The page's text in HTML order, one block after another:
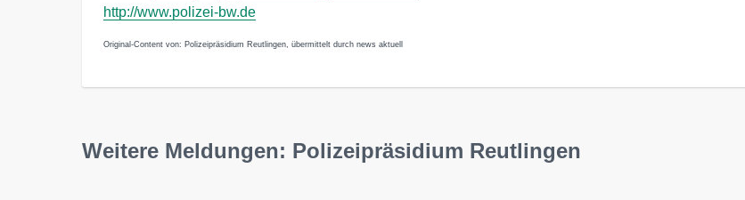
http://www.polizei-bw.de
Original-Content von: Polizeipräsidium Reutlingen, übermittelt durch news aktuell
Weitere Meldungen: Polizeipräsidium Reutlingen